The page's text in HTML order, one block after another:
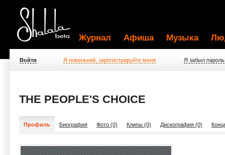
Журнал Афиша Музыка
Войти Я новенький, зарегистрируйте меня Я забыл пароль
THE PEOPLE'S CHOICE
Профиль Биография Фото (0) Клипы (0) Дискография (0)